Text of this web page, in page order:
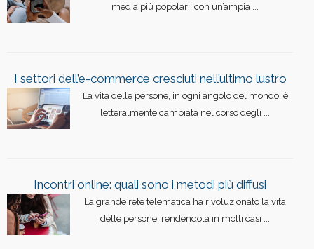
media più popolari, con un’ampia ...
I settori dell’e-commerce cresciuti nell’ultimo lustro
La vita delle persone, in ogni angolo del mondo, è
letteralmente cambiata nel corso degli ...
Incontri online: quali sono i metodi più diffusi
La grande rete telematica ha rivoluzionato la vita
delle persone, rendendola in molti casi ...